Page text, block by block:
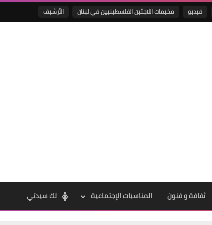
فيديو مخيمات اللاجئين الفلسطينيين في لبنان الأرشيف
ثفافة و فنون المناسبات الإجتماعية لك سيدتي